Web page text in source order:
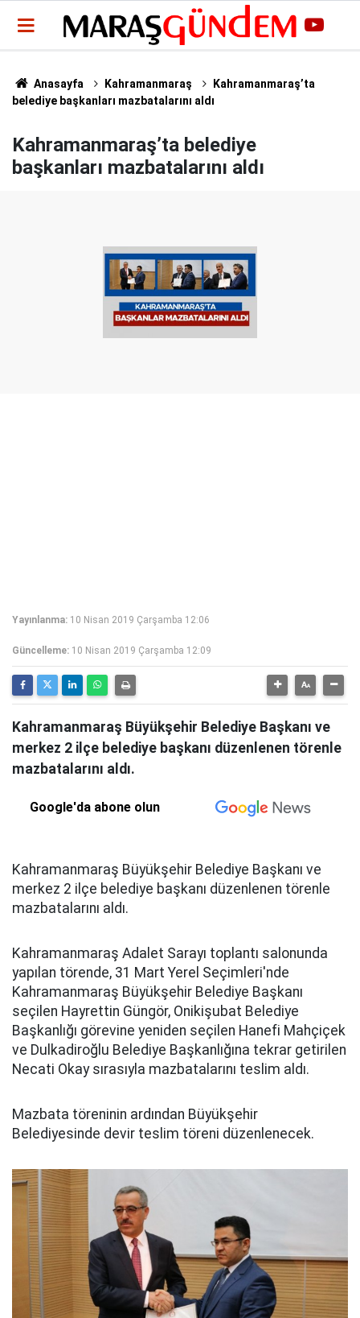
Anasayfa Kahramanmaraş
Kahramanmaraş’ta
belediye başkanları mazbatalarını aldı
Kahramanmaraş’ta belediye
başkanları mazbatalarını aldı
Yayınlanma: 10 Nisan 2019 Çarşamba 12:06
Güncelleme: 10 Nisan 2019 Çarşamba 12:09
Kahramanmaraş Büyükşehir Belediye Başkanı ve
merkez 2 ilçe belediye başkanı düzenlenen törenle
mazbatalarını aldı.
Google'da abone olun
Kahramanmaraş Büyükşehir Belediye Başkanı ve
merkez 2 ilçe belediye başkanı düzenlenen törenle
mazbatalarını aldı.
Kahramanmaraş Adalet Sarayı toplantı salonunda
yapılan törende, 31 Mart Yerel Seçimleri'nde
Kahramanmaraş Büyükşehir Belediye Başkanı
seçilen Hayrettin Güngör, Onikişubat Belediye
Başkanlığı görevine yeniden seçilen Hanefi Mahçiçek
ve Dulkadiroğlu Belediye Başkanlığına tekrar getirilen
Necati Okay sırasıyla mazbatalarını teslim aldı.
Mazbata töreninin ardından Büyükşehir
Belediyesinde devir teslim töreni düzenlenecek.